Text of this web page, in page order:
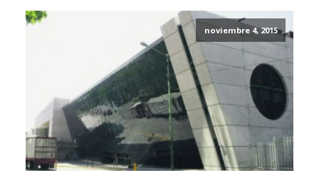
noviembre 4, 2015